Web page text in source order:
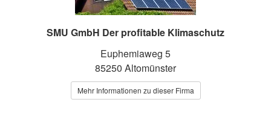
SMU GmbH Der profitable Klimaschutz
Euphemiaweg 5
85250 Altomünster
Mehr Informationen zu dieser Firma